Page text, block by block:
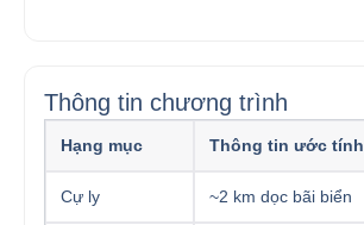
Thông tin chương trình
Hạng mục Thông tin ước tính
Cự ly ~2 km dọc bãi biển